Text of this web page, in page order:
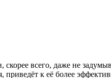
всего, даже не
к её более